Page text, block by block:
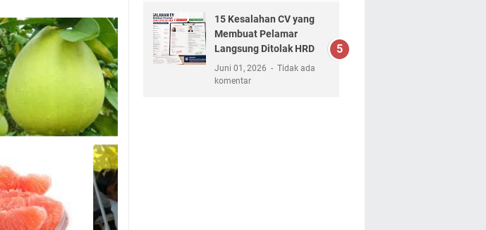
15 Kesalahan CV yang
Membuat Pelamar
Langsung Ditolak HRD
Juni 01, 2026
Tidak ada
komentar